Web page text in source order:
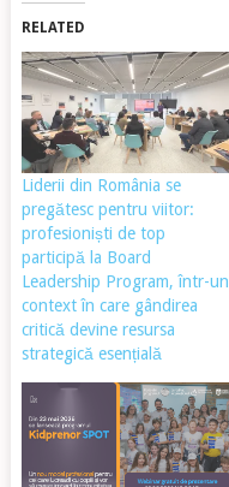
RELATED
Liderii din România se
pregătesc pentru viitor:
profesioniști de top
participă la Board
Leadership Program, într-un
context în care gândirea
critică devine resursa
strategică esențială